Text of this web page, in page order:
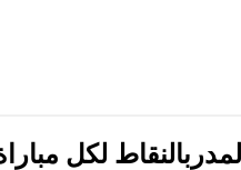
النقاط لكل